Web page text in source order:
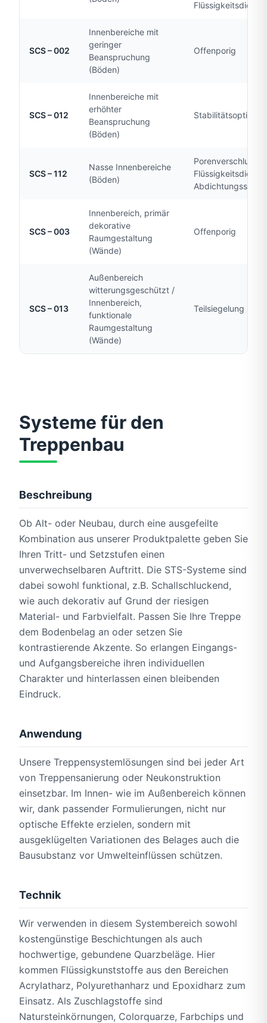
Flüssigkeitsdicht
SCS – 002
Innenbereiche mit
geringer
Beanspruchung
(Böden)
Offenporig
SCS – 012
Innenbereiche mit
erhöhter
Beanspruchung
(Böden)
Stabilitätsoptimiert
SCS – 112
Nasse Innenbereiche
(Böden)
Porenverschluss,
Flüssigkeitsdicht,
SCS – 003
Innenbereich, primär
dekorative
Raumgestaltung
(Wände)
Offenporig
SCS – 013
Außenbereich
witterungsgeschützt /
Innenbereich,
funktionale
Raumgestaltung
(Wände)
Teilsiegelung
Systeme für den
Treppenbau
Beschreibung
Ob Alt- oder Neubau, durch eine ausgefeilte
Kombination aus unserer Produktpalette geben Sie
Ihren Tritt- und Setzstufen einen
unverwechselbaren Auftritt. Die STS-Systeme sind
dabei sowohl funktional, z.B. Schallschluckend,
wie auch dekorativ auf Grund der riesigen
Material- und Farbvielfalt. Passen Sie Ihre Treppe
dem Bodenbelag an oder setzen Sie
kontrastierende Akzente. So erlangen Eingangs-
und Aufgangsbereiche ihren individuellen
Charakter und hinterlassen einen bleibenden
Eindruck.
Anwendung
Unsere Treppensystemlösungen sind bei jeder Art
von Treppensanierung oder Neukonstruktion
einsetzbar. Im Innen- wie im Außenbereich können
wir, dank passender Formulierungen, nicht nur
optische Effekte erzielen, sondern mit
ausgeklügelten Variationen des Belages auch die
Bausubstanz vor Umwelteinflüssen schützen.
Technik
Wir verwenden in diesem Systembereich sowohl
kostengünstige Beschichtungen als auch
hochwertige, gebundene Quarzbeläge. Hier
kommen Flüssigkunststoffe aus den Bereichen
Acrylatharz, Polyurethanharz und Epoxidharz zum
Einsatz. Als Zuschlagstoffe sind
Natursteinkörnungen, Colorquarze, Farbchips und